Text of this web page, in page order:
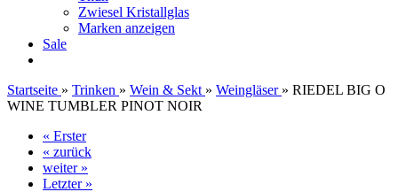
Zwiesel Kristallglas
Marken anzeigen
Sale
Startseite » Trinken » Wein & Sekt » Weingläser » RIEDEL BIG O
WINE TUMBLER PINOT NOIR
« Erster
« zurück
weiter »
Letzter »